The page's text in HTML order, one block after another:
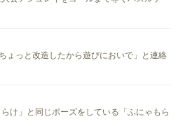
ょっと改造したから遊びにおいで」と連絡
け」と同じポーズをしている「ふにゃもら